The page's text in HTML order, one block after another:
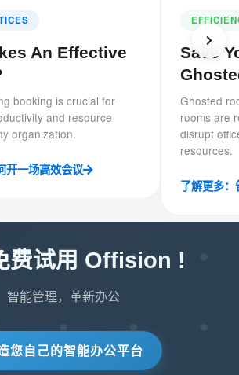
An Effective
booking is crucial for
and resource
organization.
开一场高效会议
Save
Ghosted
rooms are
disrupt
resources.
了解更多：
费试用 Offision !
智能管理，革新办公
您自己的智能办公平台